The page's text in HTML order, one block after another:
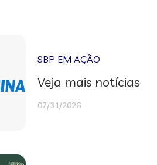
SBP EM AÇÃO
Veja mais notícias
07/31/2026